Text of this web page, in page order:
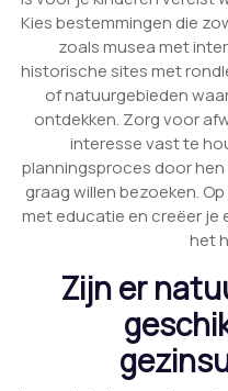
Kies bestemmingen die
zoals musea met
historische sites met
of natuurgebieden
ontdekken. Zorg voor
interesse vast te
planningsproces door hen
graag willen bezoeken.
met educatie en creëer je
het
Zijn er